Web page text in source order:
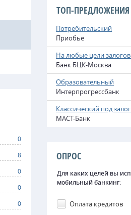
0
8
0
0
0
ТОП-
Потребительский
Приобье
На любые цели
Банк БЦК-Москва
Образовательный
Интерпрогрессбанк
Классический под
МАСТ-Банк
ОПРОС
Для каких целей вы
мобильный банкинг:
Оплата кредитов